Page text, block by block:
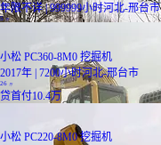
年限不详 | 999999小时河北-邢台市
5万
小松 PC360-8M0 挖掘机
2017年 | 7200小时河北-邢台市
26
贷首付10.4万
小松 PC220-8M0 挖掘机